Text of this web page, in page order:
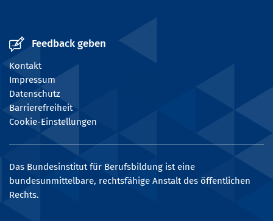
Feedback geben
Kontakt
Impressum
Datenschutz
Barrierefreiheit
Cookie-Einstellungen
Das Bundesinstitut für Berufsbildung ist eine
bundesunmittelbare, rechtsfähige Anstalt des öffentlichen
Rechts.